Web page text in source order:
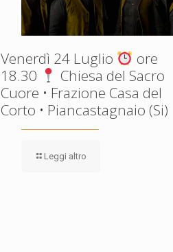
Venerdì 24 Luglio
ore
18.30
Chiesa del Sacro
Cuore • Frazione Casa del
Corto • Piancastagnaio (Si)
Leggi altro